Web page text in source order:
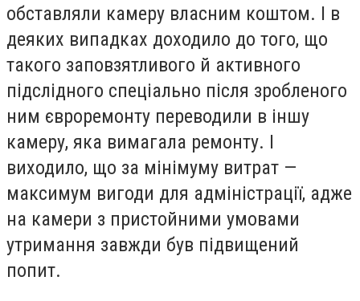
обставляли камеру власним коштом. І в
деяких випадках доходило до того, що
такого заповзятливого й активного
підслідного спеціально після зробленого
ним євроремонту переводили в іншу
камеру, яка вимагала ремонту. І
виходило, що за мінімуму витрат —
максимум вигоди для адміністрації, адже
на камери з пристойними умовами
утримання завжди був підвищений
попит.